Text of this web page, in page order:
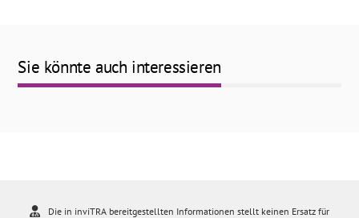
Sie könnte auch interessieren
Die in inviTRA bereitgestellten Informationen stellt keinen Ersatz für